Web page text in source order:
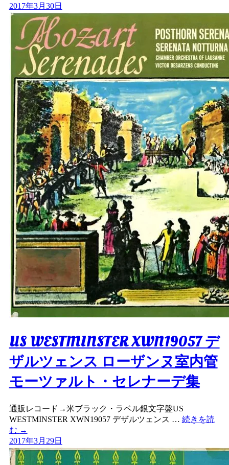
2017年3月30日
US WESTMINSTER XWN19057 デ
ザルツェンス ローザンヌ室内管
モーツァルト・セレナーデ集
通販レコード→米ブラック・ラベル銀文字盤US
WESTMINSTER XWN19057 デザルツェンス … 続きを読
む →
2017年3月29日